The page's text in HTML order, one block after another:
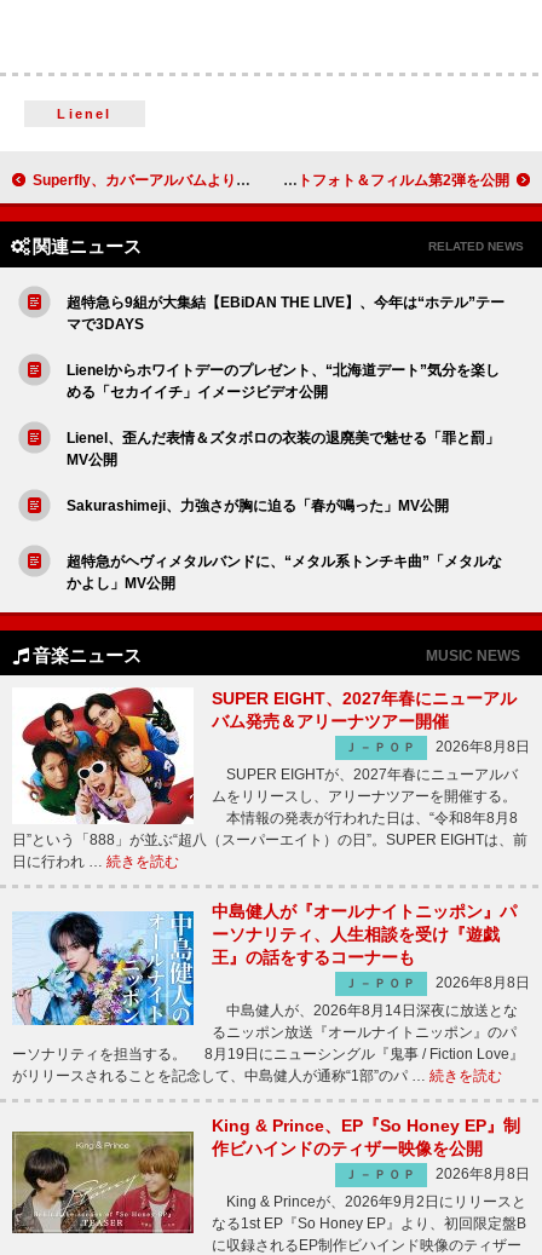
Lienel
Superfly、カバーアルバムよりSUPER BEAVER「人として」先行配信 SEVENTEEN、新たに生まれ変わる『HAPPY BURSTDAY』コンセプトフォト＆フィルム第2弾を公開
関連ニュース RELATED NEWS
超特急ら9組が大集結【EBiDAN THE LIVE】、今年は“ホテル”テー
マで3DAYS
Lienelからホワイトデーのプレゼント、“北海道デート”気分を楽し
める「セカイイチ」イメージビデオ公開
Lienel、歪んだ表情＆ズタボロの衣装の退廃美で魅せる「罪と罰」
MV公開
Sakurashimeji、力強さが胸に迫る「春が鳴った」MV公開
超特急がヘヴィメタルバンドに、“メタル系トンチキ曲”「メタルな
かよし」MV公開
音楽ニュース MUSIC NEWS
SUPER EIGHT、2027年春にニューアル
バム発売＆アリーナツアー開催
Ｊ－ＰＯＰ
2026年8月8日
SUPER EIGHTが、2027年春にニューアルバ
ムをリリースし、アリーナツアーを開催する。
本情報の発表が行われた日は、“令和8年8月8
日”という「888」が並ぶ“超八（スーパーエイト）の日”。SUPER EIGHTは、前
日に行われ … 続きを読む
中島健人が『オールナイトニッポン』パ
ーソナリティ、人生相談を受け『遊戯
王』の話をするコーナーも
Ｊ－ＰＯＰ
2026年8月8日
中島健人が、2026年8月14日深夜に放送とな
るニッポン放送『オールナイトニッポン』のパ
ーソナリティを担当する。 8月19日にニューシングル『鬼事 / Fiction Love』
がリリースされることを記念して、中島健人が通称“1部”のパ … 続きを読む
King & Prince、EP『So Honey EP』制
作ビハインドのティザー映像を公開
Ｊ－ＰＯＰ
2026年8月8日
King & Princeが、2026年9月2日にリリースと
なる1st EP『So Honey EP』より、初回限定盤B
に収録されるEP制作ビハインド映像のティザー